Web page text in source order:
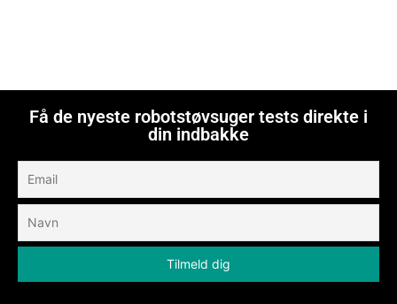
Få de nyeste robotstøvsuger tests direkte i
din indbakke